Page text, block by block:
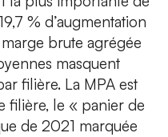
% d’augmentation
brute agrégée
masquent
filière. La MPA est
filière, le « panier de
de 2021 marquée